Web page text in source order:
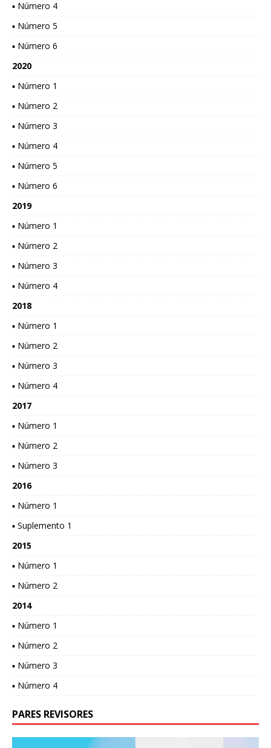
▪ Número 4
▪ Número 5
▪ Número 6
2020
▪ Número 1
▪ Número 2
▪ Número 3
▪ Número 4
▪ Número 5
▪ Número 6
2019
▪ Número 1
▪ Número 2
▪ Número 3
▪ Número 4
2018
▪ Número 1
▪ Número 2
▪ Número 3
▪ Número 4
2017
▪ Número 1
▪ Número 2
▪ Número 3
2016
▪ Número 1
▪ Suplemento 1
2015
▪ Número 1
▪ Número 2
2014
▪ Número 1
▪ Número 2
▪ Número 3
▪ Número 4
PARES REVISORES